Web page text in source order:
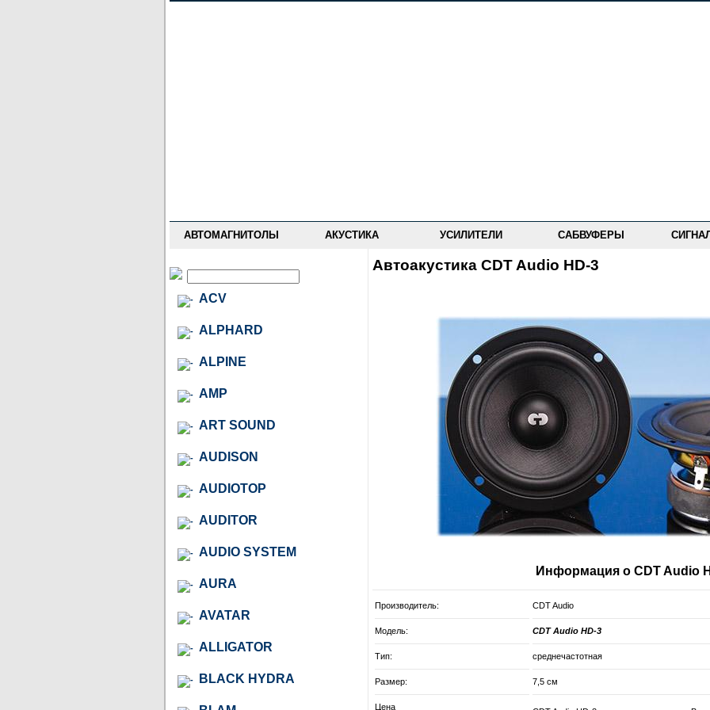
АВТОМАГНИТОЛЫ АКУСТИКА УСИЛИТЕЛИ САБВУФЕРЫ
ACV
ALPHARD
ALPINE
AMP
ART SOUND
AUDISON
AUDIOTOP
AUDITOR
AUDIO SYSTEM
AURA
AVATAR
ALLIGATOR
BLACK HYDRA
Автоакустика CDT Audio HD-3
Информация о CDT Audio
Производитель: CDT Audio
Модель: CDT Audio HD-3
Тип: среднечастотная
Размер: 7,5 см
Цена